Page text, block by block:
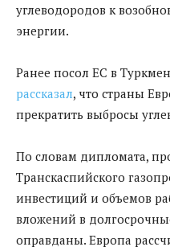
углеводородов к
энергии.
Ранее посол ЕС в
рассказал, что страны
прекратить выбросы
По словам дипломата,
Транскаспийского
инвестиций и объемов
вложений в
оправданы. Европа